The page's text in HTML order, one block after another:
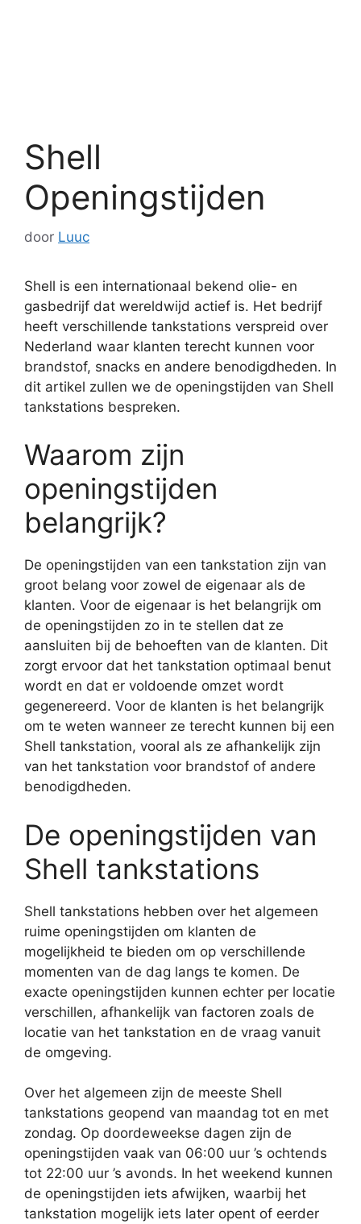
Shell
Openingstijden
door Luuc
Shell is een internationaal bekend olie- en
gasbedrijf dat wereldwijd actief is. Het bedrijf
heeft verschillende tankstations verspreid over
Nederland waar klanten terecht kunnen voor
brandstof, snacks en andere benodigdheden. In
dit artikel zullen we de openingstijden van Shell
tankstations bespreken.
Waarom zijn
openingstijden
belangrijk?
De openingstijden van een tankstation zijn van
groot belang voor zowel de eigenaar als de
klanten. Voor de eigenaar is het belangrijk om
de openingstijden zo in te stellen dat ze
aansluiten bij de behoeften van de klanten. Dit
zorgt ervoor dat het tankstation optimaal benut
wordt en dat er voldoende omzet wordt
gegenereerd. Voor de klanten is het belangrijk
om te weten wanneer ze terecht kunnen bij een
Shell tankstation, vooral als ze afhankelijk zijn
van het tankstation voor brandstof of andere
benodigdheden.
De openingstijden van
Shell tankstations
Shell tankstations hebben over het algemeen
ruime openingstijden om klanten de
mogelijkheid te bieden om op verschillende
momenten van de dag langs te komen. De
exacte openingstijden kunnen echter per locatie
verschillen, afhankelijk van factoren zoals de
locatie van het tankstation en de vraag vanuit
de omgeving.
Over het algemeen zijn de meeste Shell
tankstations geopend van maandag tot en met
zondag. Op doordeweekse dagen zijn de
openingstijden vaak van 06:00 uur ’s ochtends
tot 22:00 uur ’s avonds. In het weekend kunnen
de openingstijden iets afwijken, waarbij het
tankstation mogelijk iets later opent of eerder